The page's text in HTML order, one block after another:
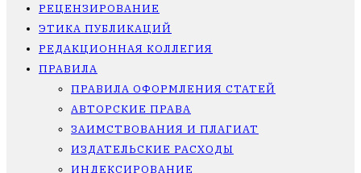
РЕЦЕНЗИРОВАНИЕ
ЭТИКА ПУБЛИКАЦИЙ
РЕДАКЦИОННАЯ КОЛЛЕГИЯ
ПРАВИЛА
ПРАВИЛА ОФОРМЛЕНИЯ СТАТЕЙ
АВТОРСКИЕ ПРАВА
ЗАИМСТВОВАНИЯ И ПЛАГИАТ
ИЗДАТЕЛЬСКИЕ РАСХОДЫ
ИНДЕКСИРОВАНИЕ